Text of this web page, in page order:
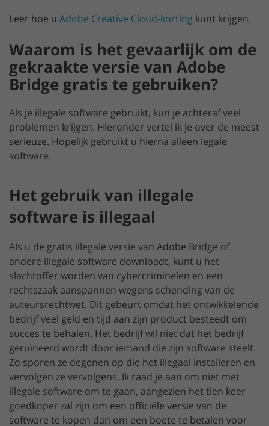
Leer hoe u Adobe Creative Cloud-korting kunt krijgen.
Waarom is het gevaarlijk om de
gekraakte versie van Adobe
Bridge gratis te gebruiken?
Als je illegale software gebruikt, kun je achteraf veel
problemen krijgen. Hieronder vertel ik je over de meest
serieuze. Hopelijk gebruikt u hierna alleen legale
software.
Het gebruik van illegale
software is illegaal
Als u de gratis illegale versie van Adobe Bridge of
andere illegale software downloadt, kunt u het
slachtoffer worden van cybercriminelen en een
rechtszaak aanspannen wegens schending van de
auteursrechtwet. Dit gebeurt omdat het ontwikkelende
bedrijf veel geld en tijd aan zijn product besteedt om
succes te behalen. Het bedrijf wil niet dat het bedrijf
geruïneerd wordt door iemand die zijn software steelt.
Zo sporen ze degenen op die het illegaal installeren en
vervolgen ze vervolgens. Ik raad je aan om niet met
illegale software om te gaan, aangezien het tien keer
goedkoper zal zijn om een officiële versie van de
software te kopen dan om een boete te betalen voor